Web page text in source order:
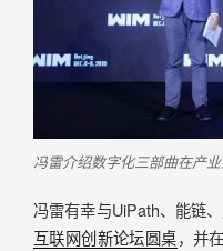
冯雷介绍数字化三部曲在产
冯雷有幸与UiPath、能链
互联网创新论坛圆桌，并